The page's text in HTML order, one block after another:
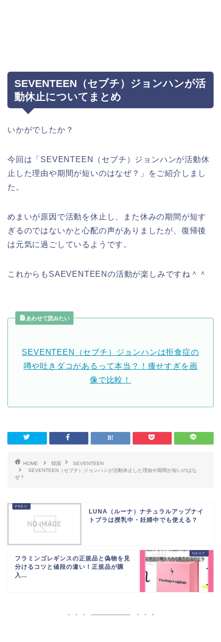
SEVENTEEN（セブチ）ジョンハンが活
動休止についてまとめ
いかがでしたか？
今回は「SEVENTEEN（セブチ）ジョンハンが活動休
止した理由や期間が短いのはなぜ？」をご紹介しまし
た。
めまいが原因で活動を休止し、また休みの期間が短す
ぎるのではないかと心配の声がありましたが、復帰後
は元気に過ごしているようです。
これからもSAEVENTEENの活動が楽しみですね＾＾
あわせて読みたい
SEVENTEEN（セブチ）ジョンハンは拒食症の
噂や吐きダコがあるって本当？！痩せすぎを画
像で比較！
HOME 韓国
SEVENTEEN
SEVENTEEN（セブチ）ジョンハンが活動休止した理由や期間が短いのはな
ぜ？
LUNA（ルーナ）ナチュラルアップナイ
トブラは授乳中・妊婦中でも使える？
フラミンゴレギンスの正規品と偽物を見
分けるコツと値段の違い！正規品が購
入...